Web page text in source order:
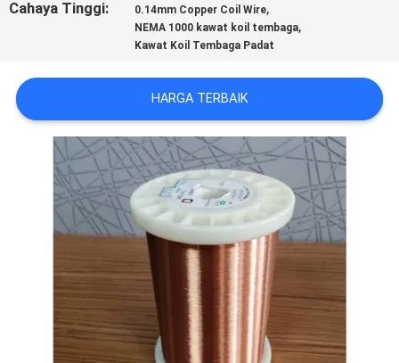
REQUEST
SITEMAP
PRIVACY
POLICY
Cahaya Tinggi: 0.14mm Copper Coil Wire,
NEMA 1000 kawat koil tembaga,
Kawat Koil Tembaga Padat
HARGA TERBAIK